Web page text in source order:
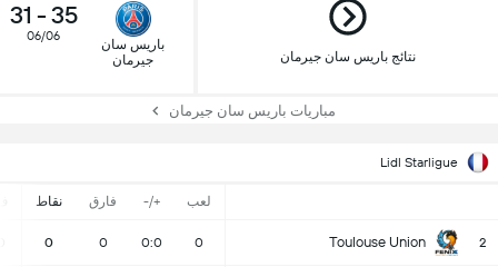
نتائج باريس سان جيرمان
باريس سان
جيرمان
35
-
31
06/06
مباريات باريس سان جيرمان
Lidl Starligue
لعب +/- فارق نقاط
2
Toulouse Union
0
0:0
0
0